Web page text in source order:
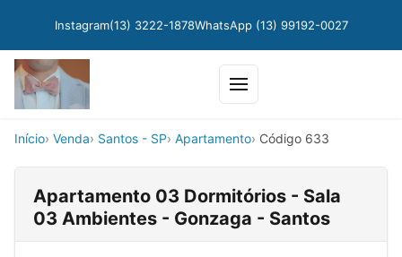
Instagram(13) 3222-1878WhatsApp (13) 99192-0027
Abrir menu
Início Venda Santos - SP Apartamento Código 633
Apartamento 03 Dormitórios - Sala
03 Ambientes - Gonzaga - Santos